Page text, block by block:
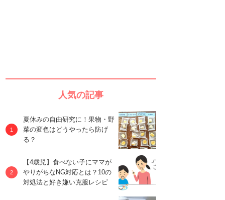
人気の記事
夏休みの自由研究に！果物・野
菜の変色はどうやったら防げ
る？
【4歳児】食べない子にママが
やりがちなNG対応とは？10の
対処法と好き嫌い克服レシピ